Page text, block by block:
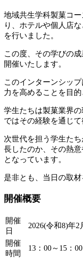
地域共生学科製菓コ
り、ホテルや個人店
を行いました。
この度、その学びの
開催いたします。
このインターンシッ
力を高めることを目
学生たちは製菓業界
ではその経験を通じ
次世代を担う学生た
長したのか、その熱
となっています。
是非とも、当日の取
開催概要
開催
日
2026(令和8)年2
開催
時間
13：00～15：00